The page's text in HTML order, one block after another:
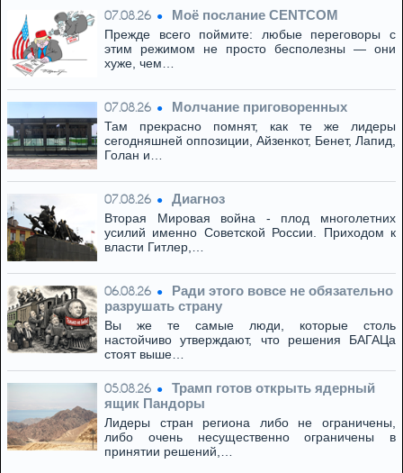
07.08.26 Моё послание CENTCOM
Прежде всего поймите: любые переговоры с
этим режимом не просто бесполезны — они
хуже, чем…
07.08.26 Молчание приговоренных
Там прекрасно помнят, как те же лидеры
сегодняшней оппозиции, Айзенкот, Бенет, Лапид,
Голан и…
07.08.26 Диагноз
Вторая Мировая война - плод многолетних
усилий именно Советской России. Приходом к
власти Гитлер,…
06.08.26
Ради этого вовсе не обязательно
разрушать страну
Вы же те самые люди, которые столь
настойчиво утверждают, что решения БАГАЦа
стоят выше…
05.08.26
Трамп готов открыть ядерный
ящик Пандоры
Лидеры стран региона либо не ограничены,
либо очень несущественно ограничены в
принятии решений,…